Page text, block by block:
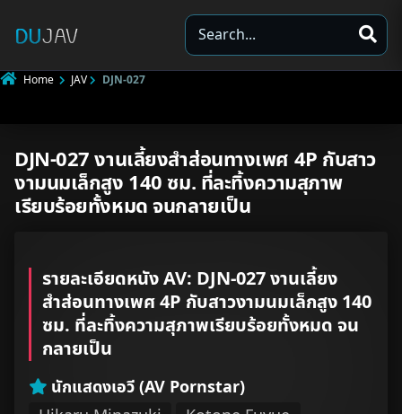
e
a
Home JAV DJN-027
Underage
Not Porn
Other
DJN-027 งานเลี้ยงสำส่อนทางเพศ 4P กับสาว
งามนมเล็กสูง 140 ซม. ที่ละทิ้งความสุภาพ
เรียบร้อยทั้งหมด จนกลายเป็น
รายละเอียดหนัง AV: DJN-027 งานเลี้ยง
สำส่อนทางเพศ 4P กับสาวงามนมเล็กสูง 140
ซม. ที่ละทิ้งความสุภาพเรียบร้อยทั้งหมด จน
กลายเป็น
นักแสดงเอวี (AV Pornstar)